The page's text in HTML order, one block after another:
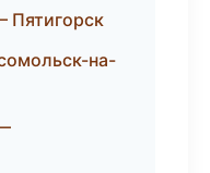
Пятигорск
на-